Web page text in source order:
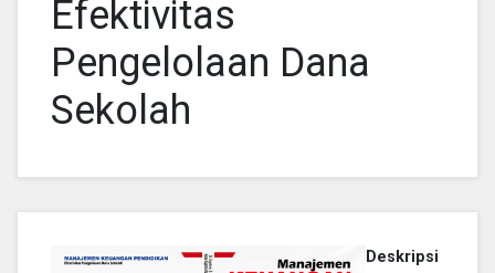
Efektivitas
Pengelolaan Dana
Sekolah
Deskripsi :